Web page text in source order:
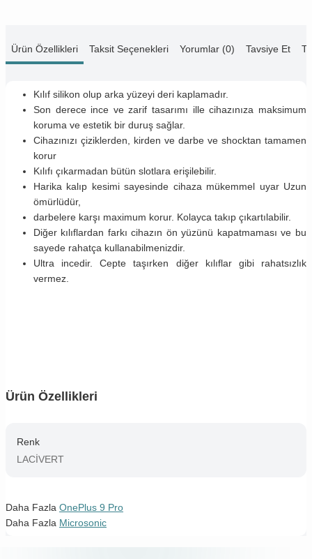
Ürün Özellikleri Taksit Seçenekleri Yorumlar (0) Tavsiye Et
Kılıf silikon olup arka yüzeyi deri kaplamadır.
Son derece ince ve zarif tasarımı ille cihazınıza maksimum
koruma ve estetik bir duruş sağlar.
Cihazınızı çiziklerden, kirden ve darbe ve shocktan tamamen
korur
Kılıfı çıkarmadan bütün slotlara erişilebilir.
Harika kalıp kesimi sayesinde cihaza mükemmel uyar Uzun
ömürlüdür,
darbelere karşı maximum korur. Kolayca takıp çıkartılabilir.
Diğer kılıflardan farkı cihazın ön yüzünü kapatmaması ve bu
sayede rahatça kullanabilmenizdir.
Ultra incedir. Cepte taşırken diğer kılıflar gibi rahatsızlık
vermez.
Ürün Özellikleri
Renk
LACİVERT
Daha Fazla OnePlus 9 Pro
Daha Fazla Microsonic